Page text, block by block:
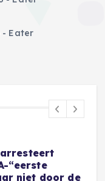
- Eater
II:
nieuwe